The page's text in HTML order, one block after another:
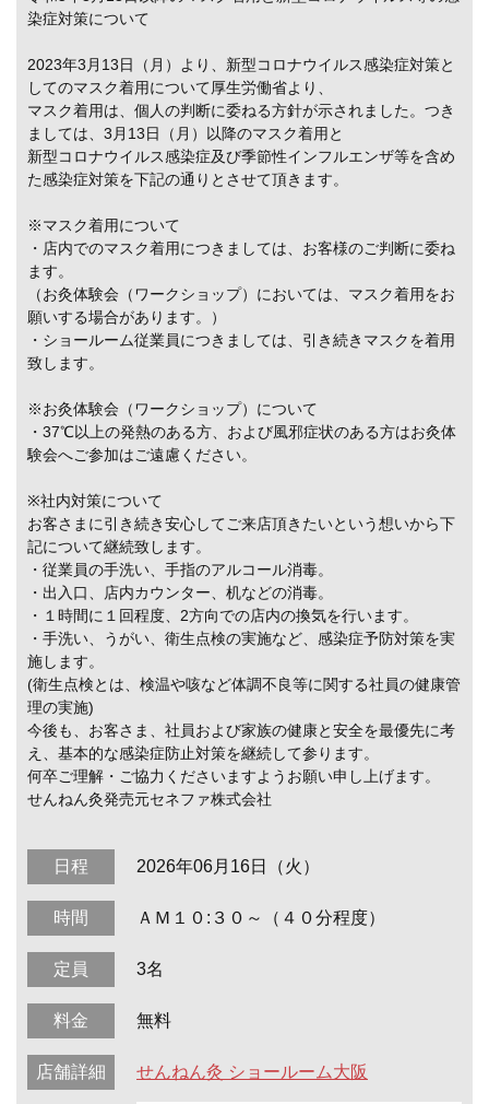
染症対策について
2023年3月13日（月）より、新型コロナウイルス感染症対策と
してのマスク着用について厚生労働省より、
マスク着用は、個人の判断に委ねる方針が示されました。つき
ましては、3月13日（月）以降のマスク着用と
新型コロナウイルス感染症及び季節性インフルエンザ等を含め
た感染症対策を下記の通りとさせて頂きます。
※マスク着用について
・店内でのマスク着用につきましては、お客様のご判断に委ね
ます。
（お灸体験会（ワークショップ）においては、マスク着用をお
願いする場合があります。）
・ショールーム従業員につきましては、引き続きマスクを着用
致します。
※お灸体験会（ワークショップ）について
・37℃以上の発熱のある方、および風邪症状のある方はお灸体
験会へご参加はご遠慮ください。
※社内対策について
お客さまに引き続き安心してご来店頂きたいという想いから下
記について継続致します。
・従業員の手洗い、手指のアルコール消毒。
・出入口、店内カウンター、机などの消毒。
・１時間に１回程度、2方向での店内の換気を行います。
・手洗い、うがい、衛生点検の実施など、感染症予防対策を実
施します。
(衛生点検とは、検温や咳など体調不良等に関する社員の健康管
理の実施)
今後も、お客さま、社員および家族の健康と安全を最優先に考
え、基本的な感染症防止対策を継続して参ります。
何卒ご理解・ご協力くださいますようお願い申し上げます。
せんねん灸発売元セネファ株式会社
日程 2026年06月16日（火）
時間 ＡＭ１０:３０～（４０分程度）
定員 3名
料金 無料
店舗詳細 せんねん灸 ショールーム大阪